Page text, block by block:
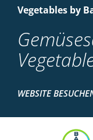
Vegetables by
WEBSITE